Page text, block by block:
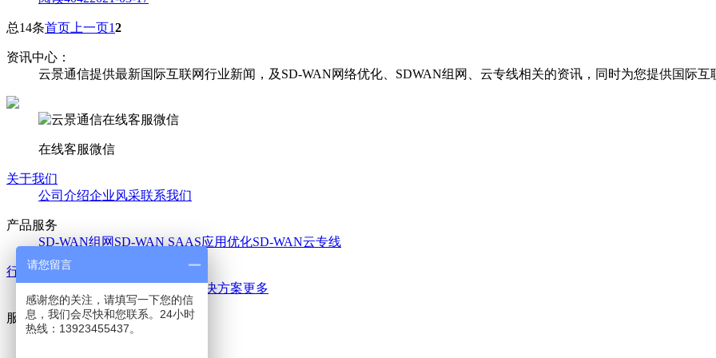
总14条首页 上一页12
资讯中心：
云景通信提供最新国际互联网行业新闻，及SD-WAN网络优化、SDWAN组网、云专线相关的资讯，同时为您提供国际互
在线客服微信
关于我们
公司介绍企业风采联系我们
产品服务
SD-WAN组网 SD-WAN SAAS应用优化SD-WAN云专线
行业解决方案
教育机构解决方案更多
服务支持
请您留言
感谢您的关注，请填写一下您的信
息，我们会尽快和您联系。24小时
热线：13923455437。